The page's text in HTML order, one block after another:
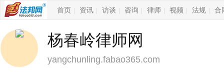
首页 资讯 访谈 咨询 律师 视频 法规 合
杨春岭律师网
yangchunling.fabao365.com